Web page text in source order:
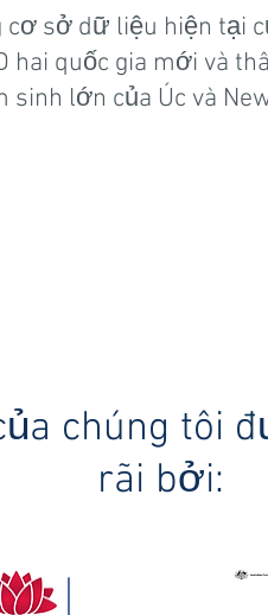
sở dữ liệu hiện tại
hai quốc gia mới và
lớn của Úc và
chúng tôi
rãi bởi: